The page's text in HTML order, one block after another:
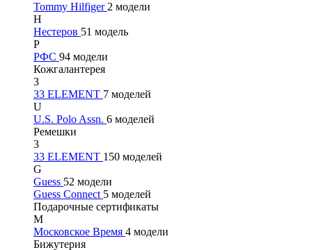
Tommy Hilfiger 2 модели
Н
Нестеров 51 модель
Р
РФС 94 модели
Кожгалантерея
3
33 ELEMENT 7 моделей
U
U.S. Polo Assn. 6 моделей
Ремешки
3
33 ELEMENT 150 моделей
G
Guess 52 модели
Guess Connect 5 моделей
Подарочные сертификаты
М
Московское Время 4 модели
Бижутерия